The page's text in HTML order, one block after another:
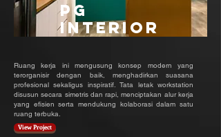
PG
INTERIOR
Ruang kerja ini mengusung konsep modern yang
terorganisir dengan baik, menghadirkan suasana
profesional sekaligus inspiratif. Tata letak workstation
disusun secara simetris dan rapi, menciptakan alur kerja
yang efisien serta mendukung kolaborasi dalam satu
ruang terbuka.
View Project